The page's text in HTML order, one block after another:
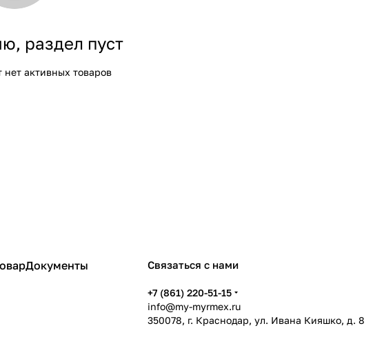
раздел пуст
активных товаров
Документы Связаться с нами
+7 (861) 220-51-15
info@my-myrmex.ru
350078, г. Краснодар, ул. Ивана Кияшко, д. 8